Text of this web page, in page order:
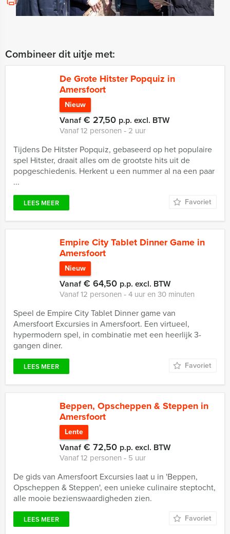
Combineer dit uitje met:
De Grote Hitster Popquiz in
Amersfoort
Nieuw
Vanaf€ 27,50 p.p. excl. BTW
Vanaf 12 personen ‐ 2 uur
Tijdens De Hitster Popquiz, gebaseerd op het populaire
spel Hitster, draait alles om de grootste hits uit de
popgeschiedenis. Herkent u een nummer al na een paar
...
LEES MEER Favoriet
Empire City Tablet Dinner Game in
Amersfoort
Nieuw
Vanaf€ 64,50 p.p. excl. BTW
Vanaf 12 personen ‐ 4 uur en 30 minuten
Speel de Empire City Tablet Dinner game van
Amersfoort Excursies in Amersfoort. Een virtueel,
hypermodern spel, in combinatie met een heerlijk 3-
gangen diner.
LEES MEER Favoriet
Beppen, Opscheppen & Steppen in
Amersfoort
Lente
Vanaf€ 72,50 p.p. excl. BTW
Vanaf 12 personen ‐ 5 uur
De gids van Amersfoort Excursies laat u in 'Beppen,
Opscheppen & Steppen', een unieke culinaire steptocht,
alle mooie bezienswaardigheden zien.
LEES MEER Favoriet